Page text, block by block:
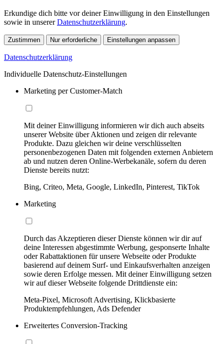
Erkundige dich bitte vor deiner Einwilligung in den Einstellungen
sowie in unsererDatenschutzerklärung.
Zustimmen Nur erforderliche Einstellungen anpassen
Datenschutzerklärung
Individuelle Datenschutz-Einstellungen
Marketing per Customer-Match
Mit deiner Einwilligung informieren wir dich auch abseits
unserer Website über Aktionen und zeigen dir relevante
Produkte. Dazu gleichen wir deine verschlüsselten
personenbezogenen Daten mit folgenden externen Anbietern
ab und nutzen deren Online-Werbekanäle, sofern du deren
Dienste bereits nutzt:
Bing, Criteo, Meta, Google, LinkedIn, Pinterest, TikTok
Marketing
Durch das Akzeptieren dieser Dienste können wir dir auf
deine Interessen abgestimmte Werbung, gesponserte Inhalte
oder Rabattaktionen für unsere Webseite oder Produkte
basierend auf deinem Surf- und Einkaufsverhalten anzeigen
sowie deren Erfolge messen. Mit deiner Einwilligung setzen
wir auf dieser Webseite folgende Drittdienste ein:
Meta-Pixel, Microsoft Advertising, Klickbasierte
Produktempfehlungen, Ads Defender
Erweitertes Conversion-Tracking